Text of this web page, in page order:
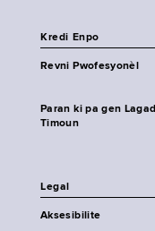
Kredi Enpo
Revni Pwofesyonèl
Paran ki pa gen Lagad
Timoun
Legal
Aksesibilite